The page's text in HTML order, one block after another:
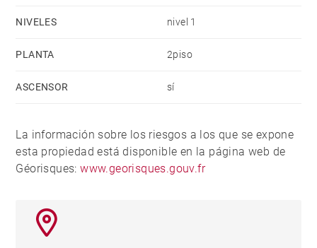
NIVELES nivel 1
PLANTA 2piso
ASCENSOR sí
La información sobre los riesgos a los que se expone
esta propiedad está disponible en la página web de
Géorisques:www.georisques.gouv.fr